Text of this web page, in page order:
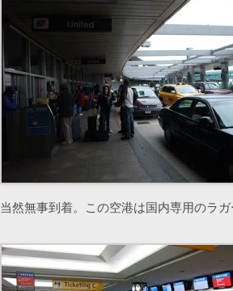
当然無事到着。この空港は国内専用のラ